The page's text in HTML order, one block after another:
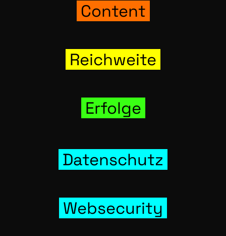
Con­tent
Reich­wei­te
Erfol­ge
Daten­schutz
Web­se­cu­ri­ty